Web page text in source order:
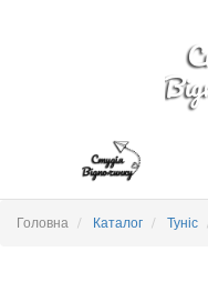
Головна Каталог Туніс